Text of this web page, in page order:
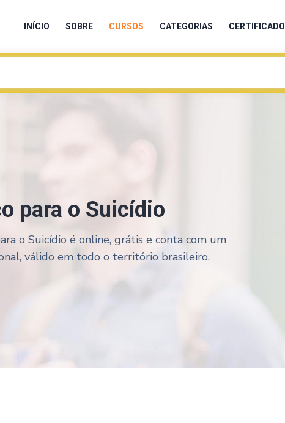
INÍCIO SOBRE CURSOS CATEGORIAS CERTIFICADO
para o Suicídio
o Suicídio é online, grátis e conta com um
válido em todo o território brasileiro.